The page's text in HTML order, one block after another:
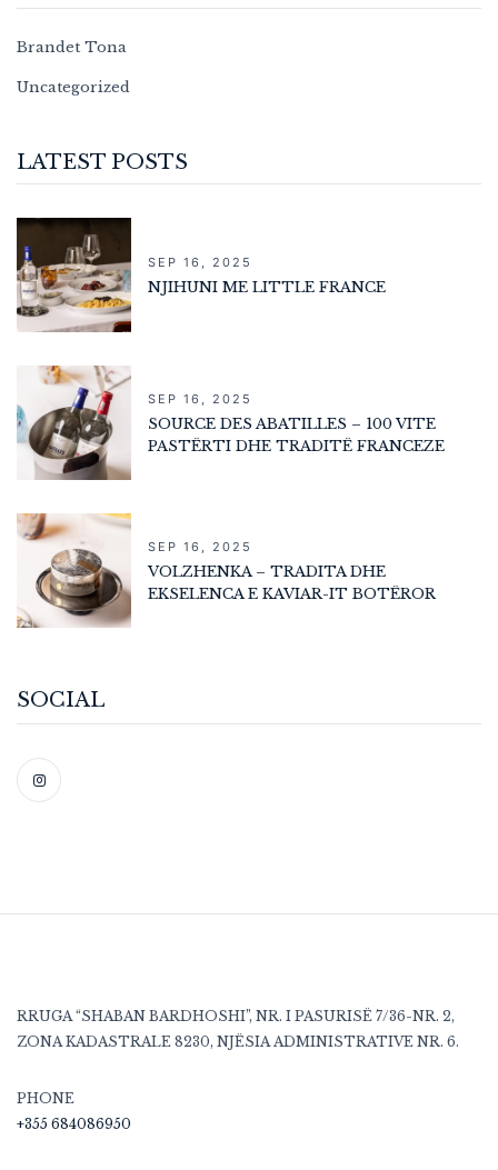
Brandet Tona
Uncategorized
LATEST POSTS
SEP 16, 2025
NJIHUNI ME LITTLE FRANCE
SEP 16, 2025
SOURCE DES ABATILLES – 100 VITE
PASTËRTI DHE TRADITË FRANCEZE
SEP 16, 2025
VOLZHENKA – TRADITA DHE
EKSELENCA E KAVIAR-IT BOTËROR
SOCIAL
RRUGA “SHABAN BARDHOSHI”, NR. I PASURISË 7/36-NR. 2,
ZONA KADASTRALE 8230, NJËSIA ADMINISTRATIVE NR. 6.
PHONE
+355 684086950